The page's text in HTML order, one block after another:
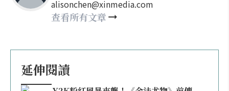
alisonchen@xinmedia.com
查看所有文章
延伸閱讀